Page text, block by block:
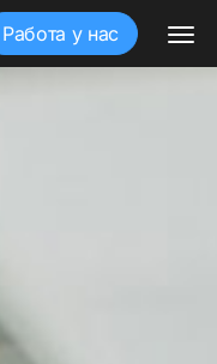
Работа у нас